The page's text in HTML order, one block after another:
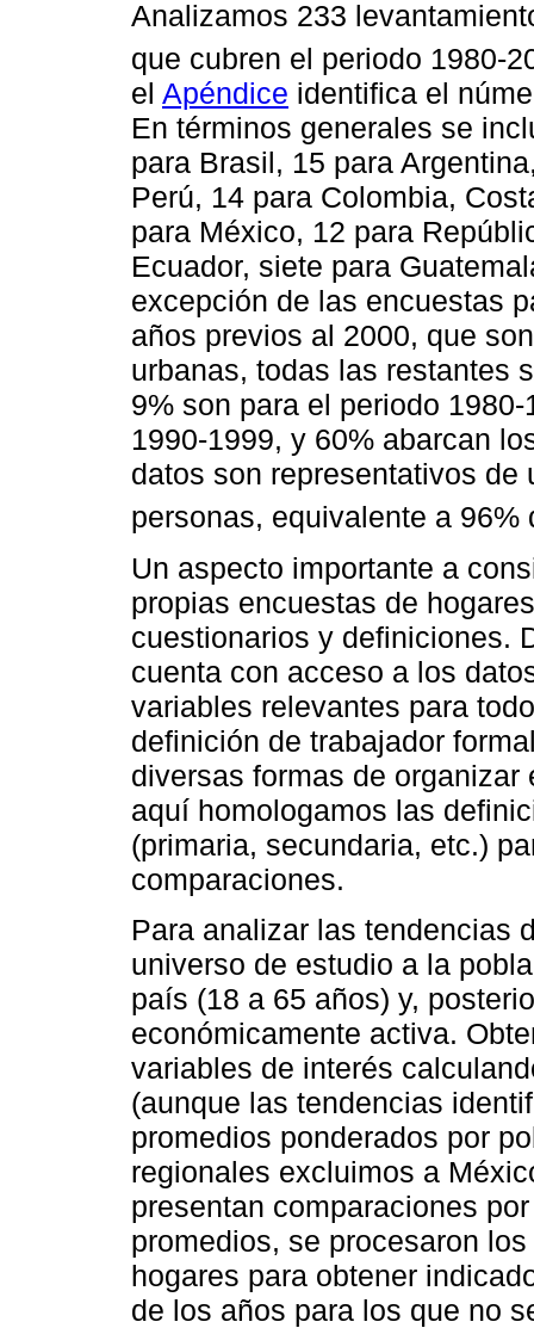
Analizamos 233
que cubren el periodo 1980-
el Apéndice identifica el
En términos generales se
para Brasil, 15 para
Perú, 14 para Colombia,
para México, 12 para
Ecuador, siete para
excepción de las encuestas
años previos al 2000, que
urbanas, todas las restantes
9% son para el periodo
1990-1999, y 60% abarcan
datos son representativos
personas, equivalente a
Un aspecto importante a
propias encuestas de
cuestionarios y definiciones.
cuenta con acceso a los
variables relevantes para
definición de trabajador
diversas formas de
aquí homologamos las
(primaria, secundaria, etc.)
comparaciones.
Para analizar las tendencias
universo de estudio a la
país (18 a 65 años) y,
económicamente activa.
variables de interés
(aunque las tendencias
promedios ponderados por
regionales excluimos a
presentan comparaciones
promedios, se procesaron
hogares para obtener
de los años para los que no